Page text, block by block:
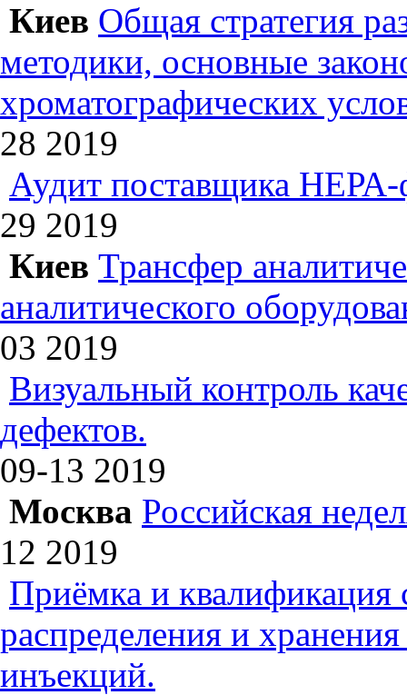
Киев Общая стратегия
методики, основные
хроматографических
28 2019
Аудит поставщика НЕРА-
29 2019
Киев Трансфер
аналитического
03 2019
Визуальный контроль
дефектов.
09-13 2019
Москва Российская
12 2019
Приёмка и квалификация
распределения и
инъекций.